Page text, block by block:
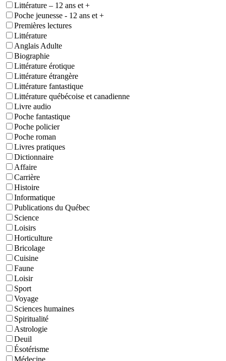
Littérature – 12 ans et +
Poche jeunesse - 12 ans et +
Premières lectures
Littérature
Anglais Adulte
Biographie
Littérature érotique
Littérature étrangère
Littérature fantastique
Littérature québécoise et canadienne
Livre audio
Poche fantastique
Poche policier
Poche roman
Livres pratiques
Dictionnaire
Affaire
Carrière
Histoire
Informatique
Publications du Québec
Science
Loisirs
Horticulture
Bricolage
Cuisine
Faune
Loisir
Sport
Voyage
Sciences humaines
Spiritualité
Astrologie
Deuil
Ésotérisme
Médecine